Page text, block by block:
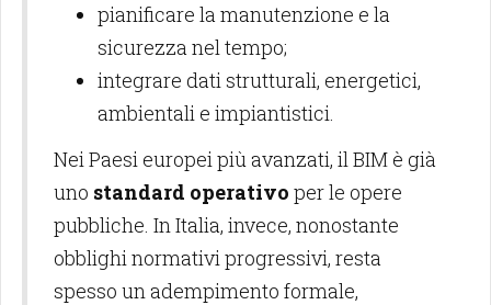
pianificare la manutenzione e la
sicurezza nel tempo;
integrare dati strutturali, energetici,
ambientali e impiantistici.
Nei Paesi europei più avanzati, il BIM è già
uno standard operativo per le opere
pubbliche. In Italia, invece, nonostante
obblighi normativi progressivi, resta
spesso un adempimento formale,